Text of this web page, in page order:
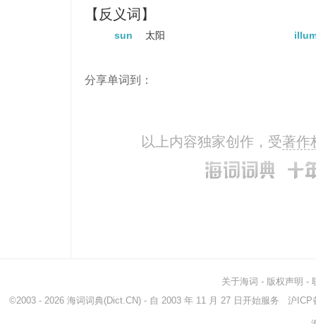
【反义词】
sun 太阳
分享单词到：
以上内容独家创作，受著作
关于海词 - 版权声明 -
©2003 - 2026 海词词典(Dict.CN) - 自 2003 年 11 月 27 日开始服务 沪ICP